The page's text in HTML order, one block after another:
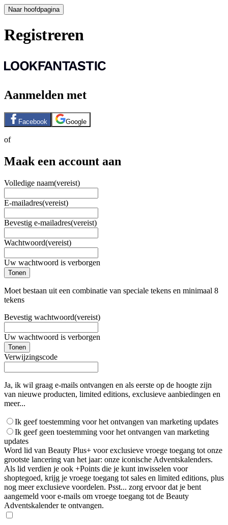
Naar hoofdpagina
Registreren
Aanmelden met
Facebook Google
of
Maak een account aan
Volledige naam(vereist)
E-mailadres(vereist)
Bevestig e-mailadres(vereist)
Wachtwoord(vereist)
Uw wachtwoord is verborgen
Tonen
Moet bestaan uit een combinatie van speciale tekens en minimaal 8
tekens
Bevestig wachtwoord(vereist)
Uw wachtwoord is verborgen
Tonen
Verwijzingscode
Ja, ik wil graag e-mails ontvangen en als eerste op de hoogte zijn
van nieuwe producten, limited editions, exclusieve aanbiedingen en
meer...
Ik geef toestemming voor het ontvangen van marketing updates
Ik geef geen toestemming voor het ontvangen van marketing
updates
Word lid van Beauty Plus+ voor exclusieve vroege toegang tot onze
grootste lancering van het jaar: onze iconische Adventskalenders.
Als lid verdien je ook +Points die je kunt inwisselen voor
shoptegoed, krijg je vroege toegang tot sales en limited editions, plus
nog meer exclusieve voordelen. Psst... zorg ervoor dat je bent
aangemeld voor e-mails om vroege toegang tot de Beauty
Adventskalender te ontvangen.